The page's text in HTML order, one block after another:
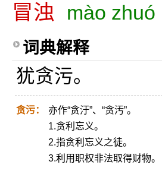
冒浊 mào zhuó
词典解释
犹贪污。
贪污：
亦作“贪汙”、“贪汚”。
1.贪利忘义。
2.指贪利忘义之徒。
3.利用职权非法取得财物。